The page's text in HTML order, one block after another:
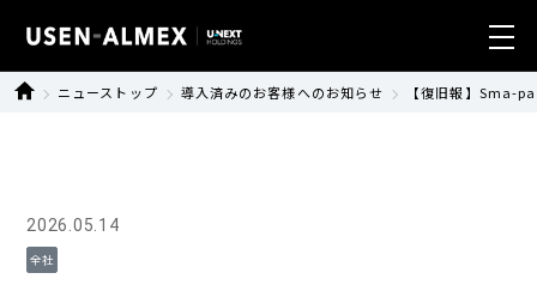
業種別ソリューション
導入事例
ニューストップ 導入済みのお客様へのお知らせ 【復旧報】Sma-
2026.05.14
全社